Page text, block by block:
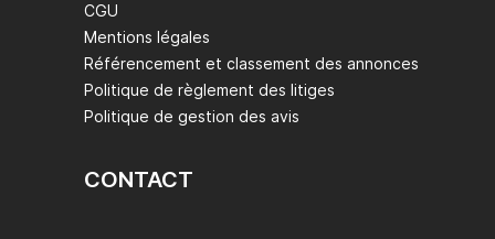
CGU
Mentions légales
Référencement et classement des annonces
Politique de règlement des litiges
Politique de gestion des avis
CONTACT